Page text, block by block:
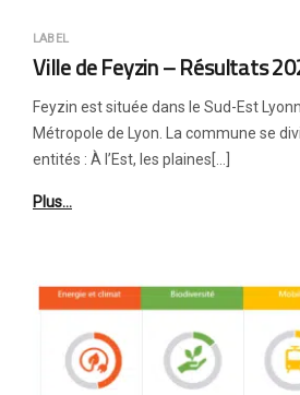
LABEL
Ville de Feyzin – Résultats
Feyzin est située dans le Sud-Est
Métropole de Lyon. La commune se
entités : À l’Est, les plaines[…]
Plus…